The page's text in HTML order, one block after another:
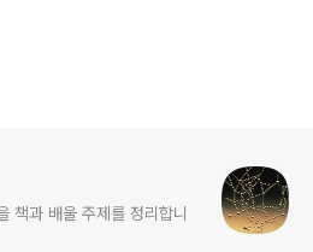
책과 배울 주제를 정리합니